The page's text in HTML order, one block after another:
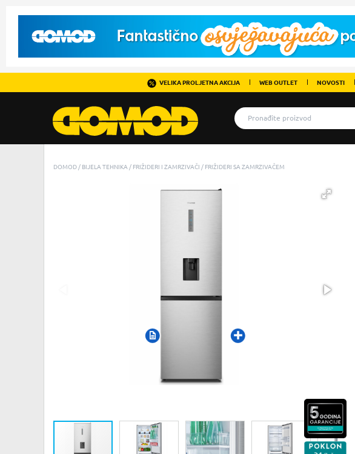
VELIKA PROLJETNA AKCIJA WEB OUTLET NOVOSTI
DOMOD BIJELA TEHNIKA FRIŽIDERI I ZAMRZIVAČI FRIŽIDERI SA ZAMRZIVAČEM